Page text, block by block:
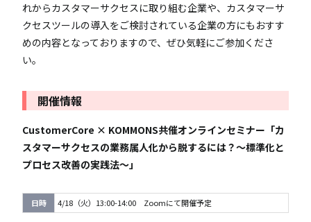
れからカスタマーサクセスに取り組む企業や、カスタマーサ
クセスツールの導入をご検討されている企業の方にもおすす
めの内容となっておりますので、ぜひ気軽にご参加くださ
い。
開催情報
CustomerCore × KOMMONS共催オンラインセミナー「カ
スタマーサクセスの業務属人化から脱するには？〜標準化と
プロセス改善の実践法〜」
日時 4/18（火）13:00-14:00 Zoomにて開催予定